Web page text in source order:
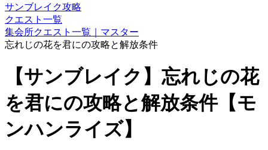
サンブレイク攻略
クエスト一覧
集会所クエスト一覧｜マスター
忘れじの花を君にの攻略と解放条件
【サンブレイク】忘れじの花
を君にの攻略と解放条件【モ
ンハンライズ】